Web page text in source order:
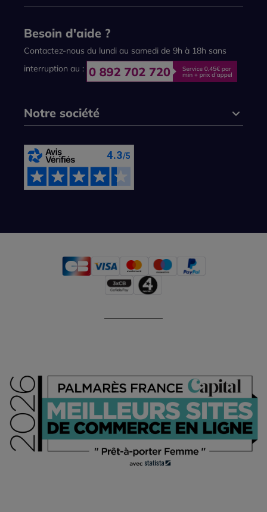
Besoin d'aide ?
Contactez-nous du lundi au samedi de 9h à 18h sans
interruption au :
Notre société